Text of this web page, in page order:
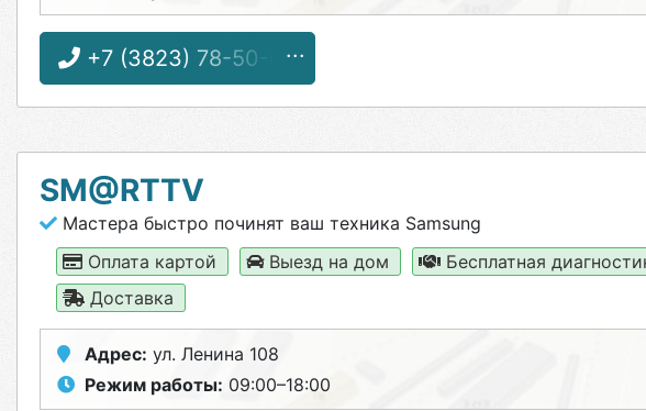
+7 (3823) 78-50-05
SM@RTTV
Мастера быстро починят ваш техника Samsung
Оплата картой
Выезд на дом Бесплатная
Доставка
Адрес: ул. Ленина 108
Режим работы: 09:00–18:00